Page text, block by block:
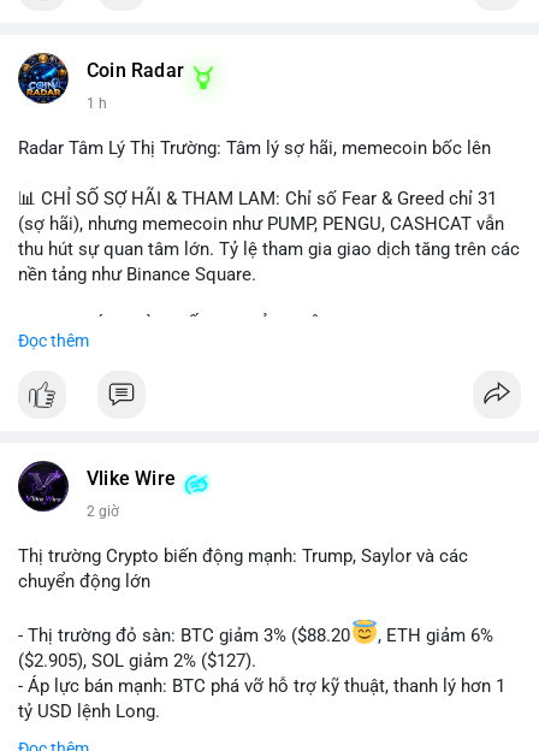
Coin Radar
1 h
Radar Tâm Lý Thị Trường: Tâm lý sợ hãi, memecoin bốc lên
📊 CHỈ SỐ SỢ HÃI & THAM LAM: Chỉ số Fear & Greed chỉ 31
(sợ hãi), nhưng memecoin như PUMP, PENGU, CASHCAT vẫn
thu hút sự quan tâm lớn. Tỷ lệ tham gia giao dịch tăng trên các
nền tảng như Binance Square.
CASHCAT, SUI, TAO xuất hiện nhiều trong tìm kiếm Việt Nam
hấp dẫn. Bàn tán về SPCX và SAGA cũng hấp dẫn.
SAGA", "short SPCX", và "đã ngồi ăn ở khách sạn 5*" (từ bài
đăng Binance Square). Tin tức về BIP-110 Bitcoin và SKR token
BNB Smart Chain.
Sợ hãi do chỉ số thấp nhưng xu hướng memecoin và tin tức
tích cực (BTC ETF, SKR) tạo áp lực lên giá. Rủi ro từ các đề cày
SPCX và SAGA vẫn cao. Cần theo dõi xu hướng "long" hoặc
"short" theo chiến lược cá nhân.
Đọc thêm
Vlike Wire
2 giờ
Thị trường Crypto biến động mạnh: Trump, Saylor và các
chuyển động lớn
- Thị trường đỏ sàn: BTC giảm 3% ($88.20
, ETH giảm 6%
($2.905), SOL giảm 2% ($127).
- Áp lực bán mạnh: BTC phá vỡ hỗ trợ kỹ thuật, thanh lý hơn 1
tỷ USD lệnh Long.
- Tin tức quan trọng: Trump Media dự kiến airdrop token cho